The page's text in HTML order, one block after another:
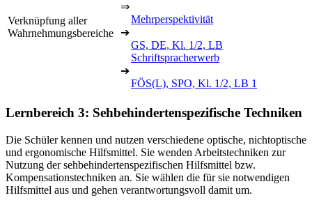
Verknüpfung aller
Wahrnehmungsbereiche
⇒
Mehrperspektivität
➔
GS, DE, Kl. 1/2, LB
Schriftspracherwerb
➔
FÖS(L), SPO, Kl. 1/2, LB 1
Lernbereich 3: Sehbehindertenspezifische Techniken
Die Schüler kennen und nutzen verschiedene optische, nichtoptische
und ergonomische Hilfsmittel. Sie wenden Arbeitstechniken zur
Nutzung der sehbehindertenspezifischen Hilfsmittel bzw.
Kompensationstechniken an. Sie wählen die für sie notwendigen
Hilfsmittel aus und gehen verantwortungsvoll damit um.